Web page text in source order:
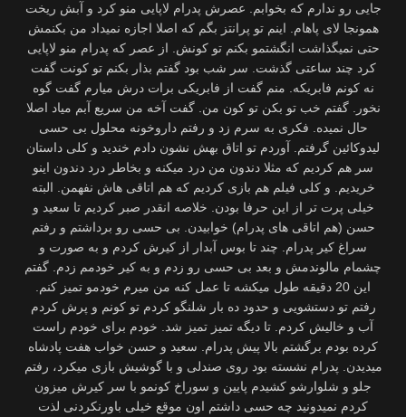
جایی رو ندارم که بخوابم. عصرش پدرام لاپایی منو کرد و آبش ریخت
همونجا لای پاهام. اینم تو پرانتز بگم که اصلا اجازه نمیداد من بکنمش
حتی نمیگذاشت انگشتمو بکنم تو کونش. از عصر که پدرام منو لاپایی
کرد چند ساعتی گذشت. سر شب بود گفتم بذار بکنم تو کونت گفت
نه کونم فابریکه. منم گفت از فابریکی برات درش میارم گفت گوه
نخور. گفتم خب تو بکن تو کون من. گفت آخه من سریع آبم میاد اصلا
حال نمیده. فکری به سرم زد و رفتم داروخونه محلول بی حسی
لیدوکائین گرفتم. آوردم تو اتاق بهش نشون دادم خندید و کلی داستان
سر هم کردیم که مثلا دندون من درد میکنه و بخاطر درد دندون اینو
خریدیم. و کلی فیلم هم بازی کردیم که هم اتاقی هاش نفهمن. البته
خیلی پرت تر از این حرفا بودن. خلاصه انقدر صبر کردیم تا سعید و
حسن (هم اتاقی های پدرام) خوابیدن. بی حسی رو برداشتم و رفتم
سراغ کیر پدرام. چند تا بوس آبدار از کیرش کردم و به صورت و
چشمام مالوندمش و بعد بی حسی رو زدم و به کیر خودمم زدم. گفتم
این 20 دقیقه طول میکشه تا عمل کنه من میرم خودمو تمیز کنم.
رفتم تو دستشویی و حدود ده بار شلنگو کردم تو کونم و پرش کردم
آب و خالیش کردم. تا دیگه تمیز تمیز شد. خودم برای خودم راست
کرده بودم برگشتم بالا پیش پدرام. سعید و حسن خواب هفت پادشاه
میدیدن. پدرام نشسته بود روی صندلی و با گوشیش بازی میکرد، رفتم
جلو و شلوارشو کشیدم پایین و سوراخ کونمو با سر کیرش میزون
کردم نمیدونید چه حسی داشتم اون موقع خیلی باورنکردنی لذت